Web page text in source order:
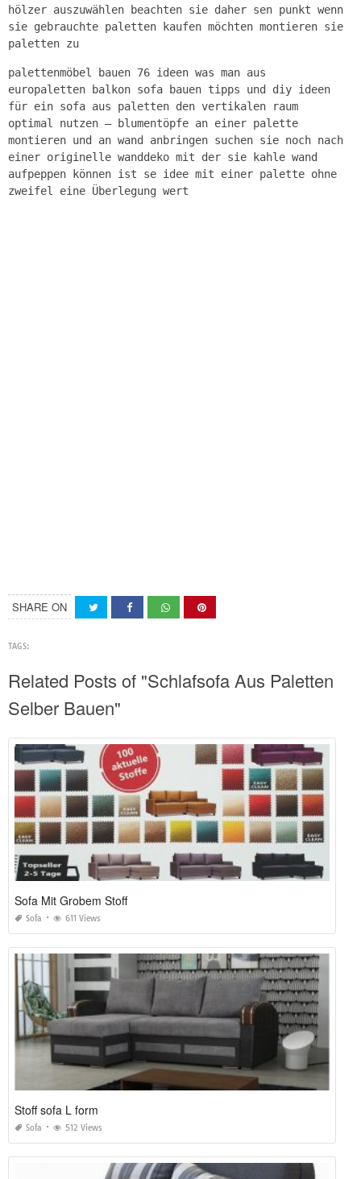
hölzer auszuwählen beachten sie daher sen punkt wenn
sie gebrauchte paletten kaufen möchten montieren sie
paletten zu
palettenmöbel bauen 76 ideen was man aus
europaletten balkon sofa bauen tipps und diy ideen
für ein sofa aus paletten den vertikalen raum
optimal nutzen – blumentöpfe an einer palette
montieren und an wand anbringen suchen sie noch nach
einer originelle wanddeko mit der sie kahle wand
aufpeppen können ist se idee mit einer palette ohne
zweifel eine Überlegung wert
SHARE ON
TAGS:
Related Posts of "Schlafsofa Aus Paletten
Selber Bauen"
Sofa Mit Grobem Stoff
Sofa 611 Views
Stoff sofa L form
Sofa 512 Views